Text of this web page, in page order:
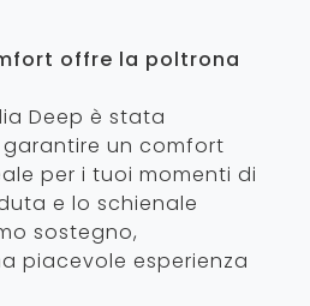
offre la poltrona
Deep è stata
un comfort
per i tuoi momenti di
e lo schienale
sostegno,
piacevole esperienza